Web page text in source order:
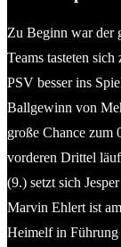
Zu Beginn war der
Teams tasteten
PSV besser ins
Ballgewinn von
große Chance zum
vorderen Drittel
(9.) setzt sich
Marvin Ehlert ist
Heimelf in